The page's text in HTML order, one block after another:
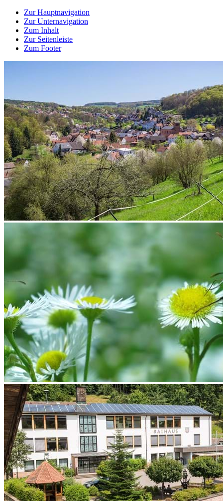
Zur Hauptnavigation
Zur Unternavigation
Zum Inhalt
Zur Seitenleiste
Zum Footer